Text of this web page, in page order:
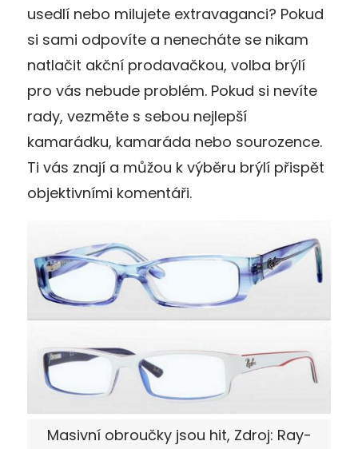
usedlí nebo milujete extravaganci? Pokud
si sami odpovíte a nenecháte se nikam
natlačit akční prodavačkou, volba brýlí
pro vás nebude problém. Pokud si nevíte
rady, vezměte s sebou nejlepší
kamarádku, kamaráda nebo sourozence.
Ti vás znají a můžou k výběru brýlí přispět
objektivními komentáři.
Masivní obroučky jsou hit, Zdroj: Ray-